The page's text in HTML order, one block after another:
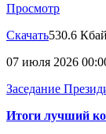
Просмотр
Скачать530.6
07 июля 2026
Заседание
Итоги лучший